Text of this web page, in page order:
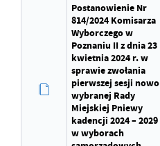
Postanowienie Nr
814/2024 Komisarza
Wyborczego w
Poznaniu II z dnia 23
kwietnia 2024 r. w
sprawie zwołania
pierwszej sesji nowo
wybranej Rady
Miejskiej Pniewy
kadencji 2024 – 2029
w wyborach